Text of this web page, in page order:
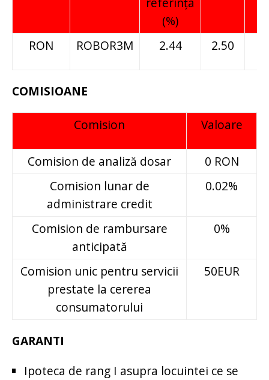
(%)
RON
ROBOR3M 2.44 2.50
COMISIOANE
Comision Valoare
Comision de analiză dosar
0 RON
Comision lunar de
administrare credit
0.02%
Comision de rambursare
anticipată
0%
Comision unic pentru servicii
prestate la cererea
consumatorului
50EUR
GARANTI
Ipoteca de rang I asupra locuintei ce se